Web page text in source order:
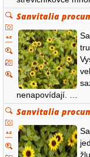
Sanvitalia
nenapovídají. …
Sanvitalia